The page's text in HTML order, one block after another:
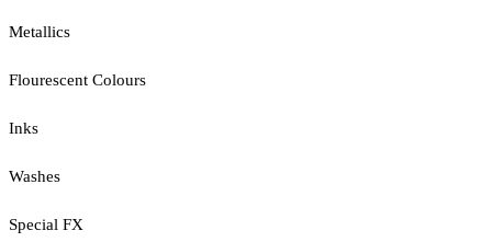
Metallics
Flourescent Colours
Inks
Washes
Special FX